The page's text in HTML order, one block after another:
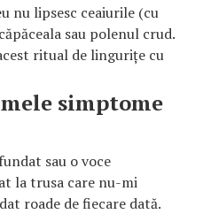
nu lipsesc ceaiurile (cu
sau polenul crud.
ritual de lingurițe cu
simptome
sau o voce
la trusa care nu-mi
roade de fiecare dată.